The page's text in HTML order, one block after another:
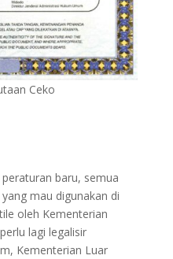
Ceko
baru, semua
mau digunakan di
oleh Kementerian
lagi legalisir
Kementerian Luar